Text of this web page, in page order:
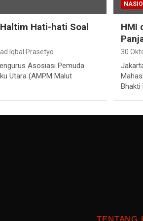
Hati-hati Soal
Iqbal Prasetyo
Asosiasi Pemuda
Utara (AMPM Malut
HMI
30
Bhakti
TENTANG